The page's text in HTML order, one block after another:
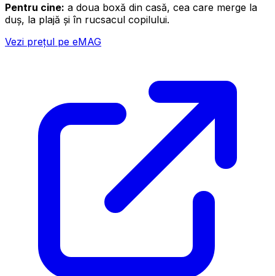
Pentru cine: a doua boxă din casă, cea care merge la
duș, la plajă și în rucsacul copilului.
Vezi prețul pe eMAG